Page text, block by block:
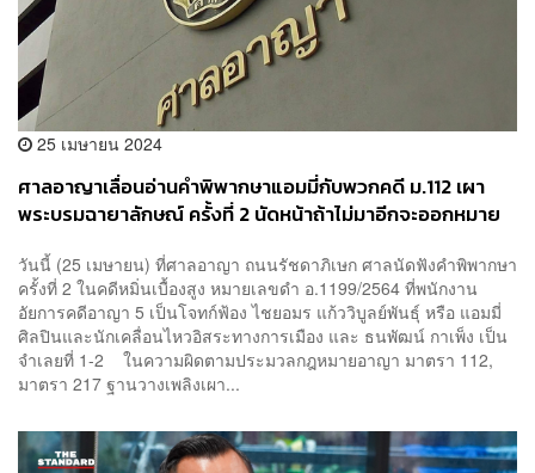
25 เมษายน 2024
ศาลอาญาเลื่อนอ่านคำพิพากษาแอมมี่กับพวกคดี ม.112 เผา
พระบรมฉายาลักษณ์ ครั้งที่ 2 นัดหน้าถ้าไม่มาอีกจะออกหมาย
วันนี้ (25 เมษายน) ที่ศาลอาญา ถนนรัชดาภิเษก ศาลนัดฟังคำพิพากษา
ครั้งที่ 2 ในคดีหมิ่นเบื้องสูง หมายเลขดำ อ.1199/2564 ที่พนักงาน
อัยการคดีอาญา 5 เป็นโจทก์ฟ้อง ไชยอมร แก้ววิบูลย์พันธุ์ หรือ แอมมี่
ศิลปินและนักเคลื่อนไหวอิสระทางการเมือง และ ธนพัฒน์ กาเพ็ง เป็น
จำเลยที่ 1-2 ในความผิดตามประมวลกฎหมายอาญา มาตรา 112,
มาตรา 217 ฐานวางเพลิงเผา...